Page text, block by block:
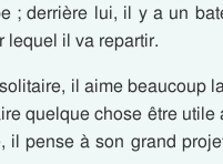
; derrière lui, il y a un
lequel il va repartir.
il aime beaucoup
quelque chose être
il pense à son grand